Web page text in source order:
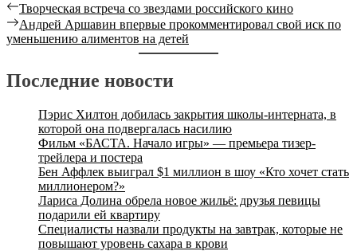
Творческая встреча со звездами российского кино
Андрей Аршавин впервые прокомментировал свой иск по
уменьшению алиментов на детей
Последние новости
Пэрис Хилтон добилась закрытия школы-интерната, в
которой она подвергалась насилию
Фильм «БАСТА. Начало игры» — премьера тизер-
трейлера и постера
Бен Аффлек выиграл $1 миллион в шоу «Кто хочет стать
миллионером?»
Лариса Долина обрела новое жильё: друзья певицы
подарили ей квартиру
Специалисты назвали продукты на завтрак, которые не
повышают уровень сахара в крови